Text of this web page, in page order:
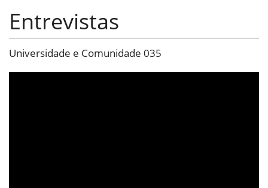
Entrevistas
Universidade e Comunidade 035